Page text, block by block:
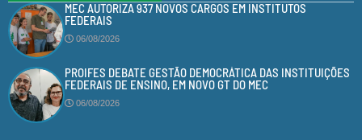
MEC AUTORIZA 937 NOVOS CARGOS EM INSTITUTOS
FEDERAIS
06/08/2026
PROIFES DEBATE GESTÃO DEMOCRÁTICA DAS INSTITUIÇÕES
FEDERAIS DE ENSINO, EM NOVO GT DO MEC
06/08/2026